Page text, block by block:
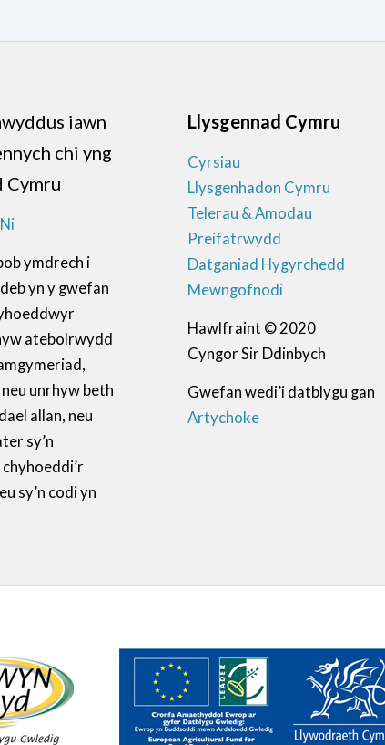
iawn
chi yng
Cymru
ymdrech i
yn y gwefan
atebolrwydd
unrhyw beth
allan, neu
sy’n
sy’n codi yn
Llysgennad Cymru
Cyrsiau
Llysgenhadon Cymru
Telerau & Amodau
Preifatrwydd
Datganiad Hygyrchedd
Mewngofnodi
Hawlfraint © 2020
Cyngor Sir Ddinbych
Gwefan wedi’i datblygu gan
Artychoke